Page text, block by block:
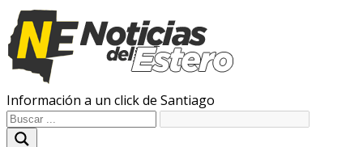
Información a un click de Santiago